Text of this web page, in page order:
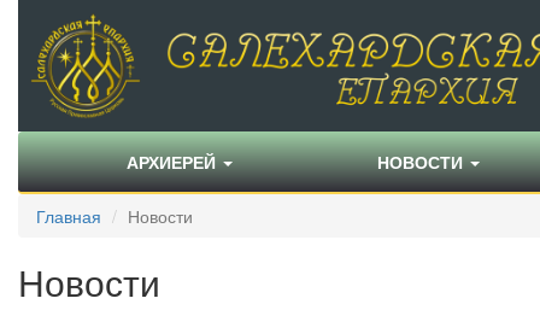
АРХИЕРЕЙ НОВОСТИ
Главная Новости
Новости